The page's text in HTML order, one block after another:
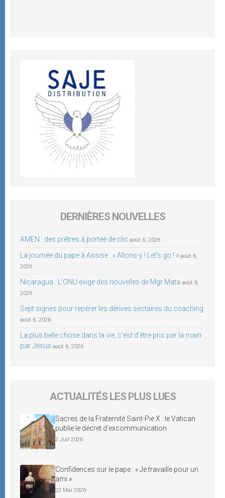
DERNIÈRES NOUVELLES
AMEN : des prêtres à portée de clic août 6, 2026
La journée du pape à Assise : « Allons-y ! Let’s go ! » août 6,
2026
Nicaragua : L’ONU exige des nouvelles de Mgr Mata août 6,
2026
Sept signes pour repérer les dérives sectaires du coaching
août 6, 2026
La plus belle chose dans la vie, c’est d’être pris par la main
par Jésus août 6, 2026
ACTUALITÉS LES PLUS LUES
Sacres de la Fraternité Saint-Pie X : le Vatican
publie le décret d’excommunication
2 Juil 2026
Confidences sur le pape : « Je travaille pour un
ami »
22 Mai 2026